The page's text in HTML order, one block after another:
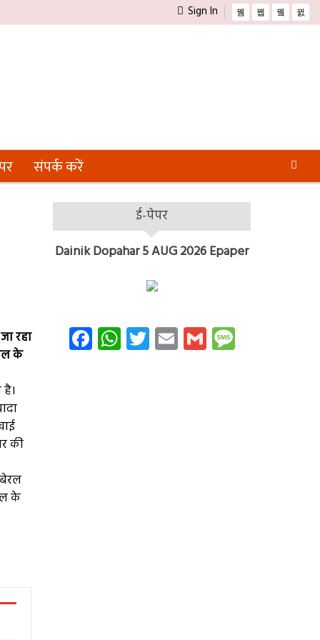
Sign In
संपर्क करें
रहा
के
की
के
ई-पेपर
Dainik Dopahar 5 AUG 2026 Epaper
Facebook
WhatsApp
Twitter
Email
GmailMessage